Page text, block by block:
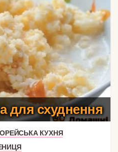
для схуднення
КУХНЯ